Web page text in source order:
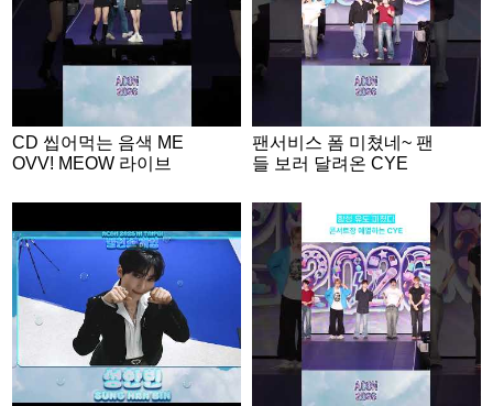
CD 씹어먹는 음색 ME
OVV! MEOW 라이브
팬서비스 폼 미쳤네~ 팬
들 보러 달려온 CYE